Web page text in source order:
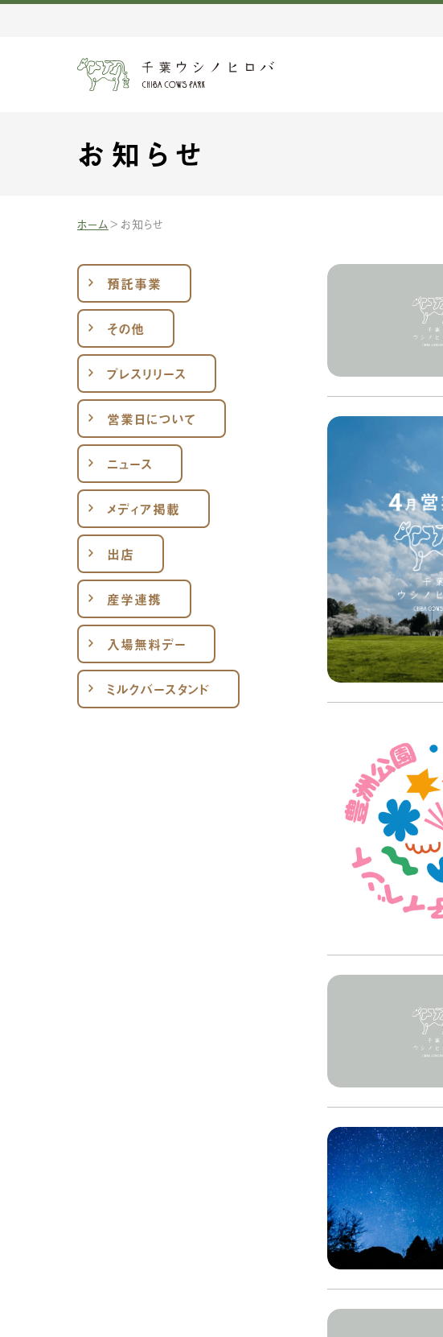
お知らせ
ホーム お知らせ
預託事業
その他
プレスリリース
営業日について
ニュース
メディア掲載
出店
産学連携
入場無料デー
ミルクバースタンド